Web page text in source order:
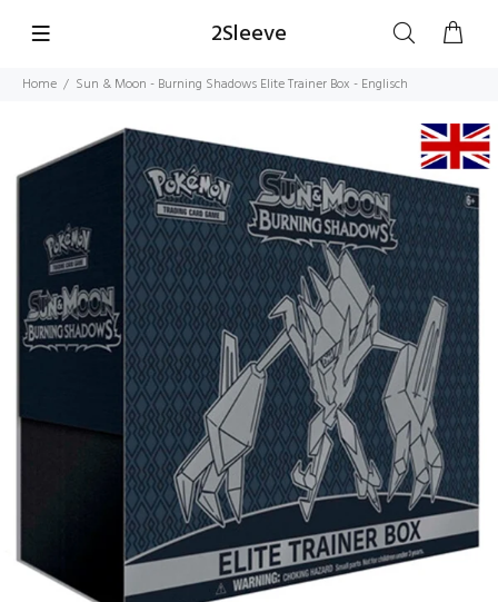
2Sleeve
Home Sun & Moon - Burning Shadows Elite Trainer Box - Englisch